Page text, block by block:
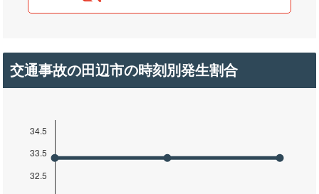
交通事故の田辺市の時刻別発生割合